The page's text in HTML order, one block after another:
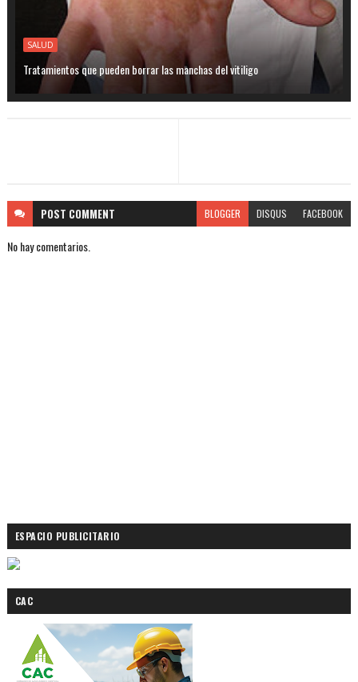
SALUD
Tratamientos que pueden borrar las manchas del vitiligo
POST COMMENT BLOGGER DISQUS FACEBOOK
No hay comentarios.
ESPACIO PUBLICITARIO
CAC